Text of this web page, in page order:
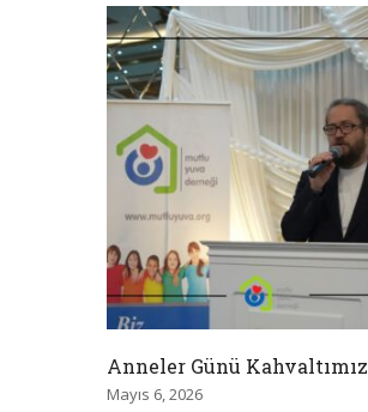
Anneler Günü Kahvaltımız
Mayıs 6, 2026